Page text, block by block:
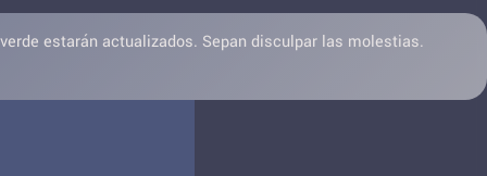
estarán actualizados. Sepan disculpar las molestias.